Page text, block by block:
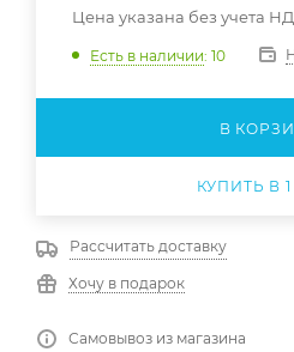
Цена указана без учета
Есть в наличии: 10
В
КУПИТЬ В
Рассчитать доставку
Хочу в подарок
Самовывоз из магазина